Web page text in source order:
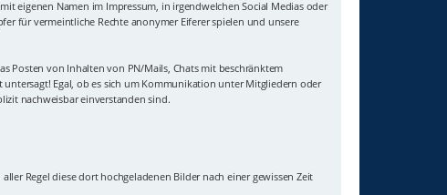
eigenen Namen im Impressum, in irgendwelchen Social Medias oder
für vermeintliche Rechte anonymer Eiferer spielen und unsere
Posten von Inhalten von PN/Mails, Chats mit beschränktem
Egal, ob es sich um Kommunikation unter Mitgliedern oder
nachweisbar einverstanden sind.
Regel diese dort hochgeladenen Bilder nach einer gewissen Zeit